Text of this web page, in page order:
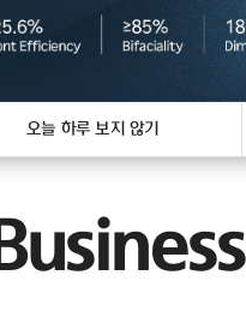
Business
오늘 하루 보지 않기